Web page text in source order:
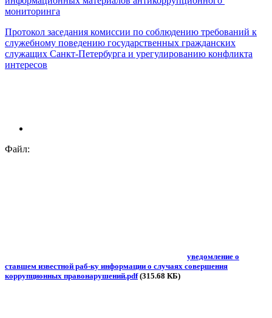
мониторинга
Протокол заседания комиссии по соблюдению требований к
служебному поведению государственных гражданских
служащих Санкт‑Петербурга и урегулированию конфликта
интересов
Файл:
уведомление о
ставшем известной раб-ку информации о случаях совершения
коррупционных правонарушений.pdf(315.68 КБ)